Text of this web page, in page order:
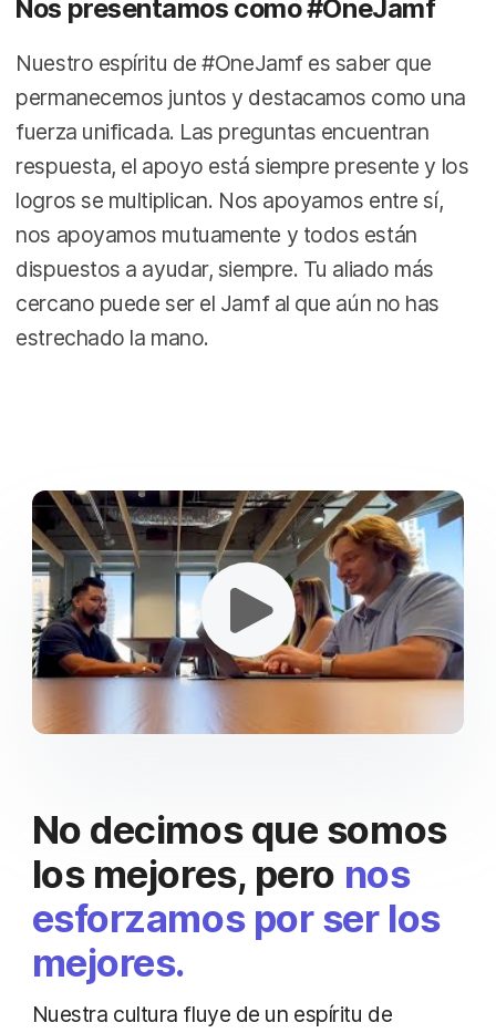
Nos presentamos como #OneJamf
Nuestro espíritu de #OneJamf es saber que
permanecemos juntos y destacamos como una
fuerza unificada. Las preguntas encuentran
respuesta, el apoyo está siempre presente y los
logros se multiplican. Nos apoyamos entre sí,
nos apoyamos mutuamente y todos están
dispuestos a ayudar, siempre. Tu aliado más
cercano puede ser el Jamf al que aún no has
estrechado la mano.
No decimos que somos
los mejores, pero nos
esforzamos por ser los
mejores.
Nuestra cultura fluye de un espíritu de